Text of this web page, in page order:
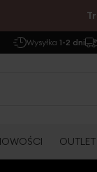
Wysyłka 1-2 dni
OUTLET